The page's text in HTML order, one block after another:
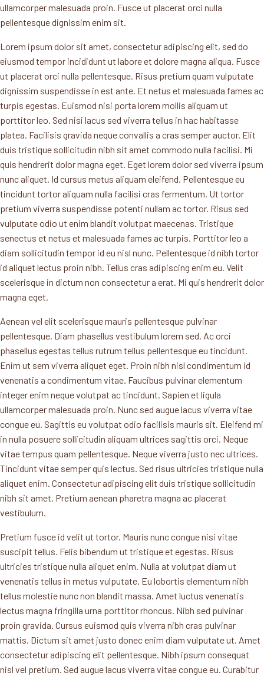
ullamcorper malesuada proin. Fusce ut placerat orci nulla
pellentesque dignissim enim sit.
Lorem ipsum dolor sit amet, consectetur adipiscing elit, sed do
eiusmod tempor incididunt ut labore et dolore magna aliqua. Fusce
ut placerat orci nulla pellentesque. Risus pretium quam vulputate
dignissim suspendisse in est ante. Et netus et malesuada fames ac
turpis egestas. Euismod nisi porta lorem mollis aliquam ut
porttitor leo. Sed nisi lacus sed viverra tellus in hac habitasse
platea. Facilisis gravida neque convallis a cras semper auctor. Elit
duis tristique sollicitudin nibh sit amet commodo nulla facilisi. Mi
quis hendrerit dolor magna eget. Eget lorem dolor sed viverra ipsum
nunc aliquet. Id cursus metus aliquam eleifend. Pellentesque eu
tincidunt tortor aliquam nulla facilisi cras fermentum. Ut tortor
pretium viverra suspendisse potenti nullam ac tortor. Risus sed
vulputate odio ut enim blandit volutpat maecenas. Tristique
senectus et netus et malesuada fames ac turpis. Porttitor leo a
diam sollicitudin tempor id eu nisl nunc. Pellentesque id nibh tortor
id aliquet lectus proin nibh. Tellus cras adipiscing enim eu. Velit
scelerisque in dictum non consectetur a erat. Mi quis hendrerit dolor
magna eget.
Aenean vel elit scelerisque mauris pellentesque pulvinar
pellentesque. Diam phasellus vestibulum lorem sed. Ac orci
phasellus egestas tellus rutrum tellus pellentesque eu tincidunt.
Enim ut sem viverra aliquet eget. Proin nibh nisl condimentum id
venenatis a condimentum vitae. Faucibus pulvinar elementum
integer enim neque volutpat ac tincidunt. Sapien et ligula
ullamcorper malesuada proin. Nunc sed augue lacus viverra vitae
congue eu. Sagittis eu volutpat odio facilisis mauris sit. Eleifend mi
in nulla posuere sollicitudin aliquam ultrices sagittis orci. Neque
vitae tempus quam pellentesque. Neque viverra justo nec ultrices.
Tincidunt vitae semper quis lectus. Sed risus ultricies tristique nulla
aliquet enim. Consectetur adipiscing elit duis tristique sollicitudin
nibh sit amet. Pretium aenean pharetra magna ac placerat
vestibulum.
Pretium fusce id velit ut tortor. Mauris nunc congue nisi vitae
suscipit tellus. Felis bibendum ut tristique et egestas. Risus
ultricies tristique nulla aliquet enim. Nulla at volutpat diam ut
venenatis tellus in metus vulputate. Eu lobortis elementum nibh
tellus molestie nunc non blandit massa. Amet luctus venenatis
lectus magna fringilla urna porttitor rhoncus. Nibh sed pulvinar
proin gravida. Cursus euismod quis viverra nibh cras pulvinar
mattis. Dictum sit amet justo donec enim diam vulputate ut. Amet
consectetur adipiscing elit pellentesque. Nibh ipsum consequat
nisl vel pretium. Sed augue lacus viverra vitae congue eu. Curabitur